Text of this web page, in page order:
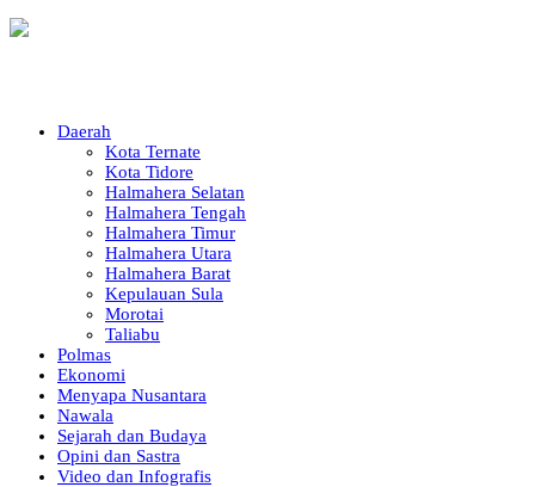
Daerah
Kota Ternate
Kota Tidore
Halmahera Selatan
Halmahera Tengah
Halmahera Timur
Halmahera Utara
Halmahera Barat
Kepulauan Sula
Morotai
Taliabu
Polmas
Ekonomi
Menyapa Nusantara
Nawala
Sejarah dan Budaya
Opini dan Sastra
Video dan Infografis